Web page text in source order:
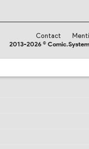
Contact
2013-2026 ©